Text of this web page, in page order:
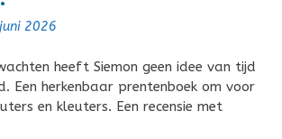
2026
heeft Siemon geen idee van tijd
Een herkenbaar prentenboek om voor
en kleuters. Een recensie met